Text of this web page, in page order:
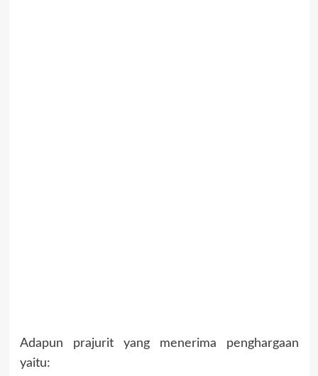
Adapun prajurit yang menerima penghargaan
yaitu: